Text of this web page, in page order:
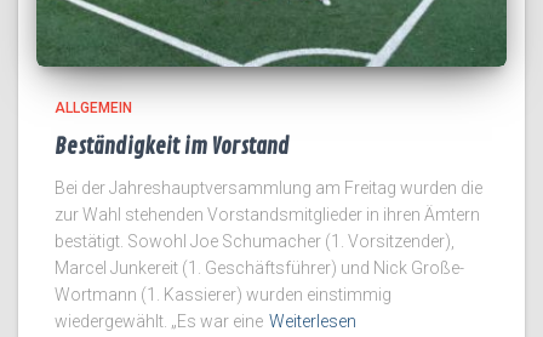
ALLGEMEIN
Beständigkeit im Vorstand
Bei der Jahreshauptversammlung am Freitag wurden die
zur Wahl stehenden Vorstandsmitglieder in ihren Ämtern
bestätigt. Sowohl Joe Schumacher (1. Vorsitzender),
Marcel Junkereit (1. Geschäftsführer) und Nick Große-
Wortmann (1. Kassierer) wurden einstimmig
wiedergewählt. „Es war eine Weiterlesen